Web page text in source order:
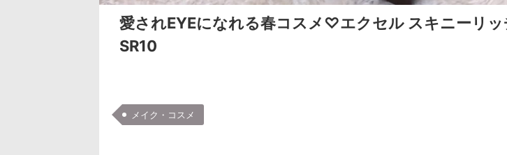
愛されEYEになれる春コスメ♡エクセル スキニーリッ
SR10
メイク・コスメ